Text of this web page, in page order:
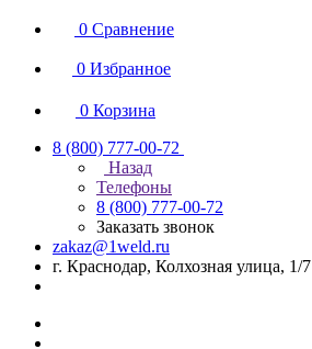
0 Сравнение
0 Избранное
0 Корзина
8 (800) 777-00-72
Назад
Телефоны
8 (800) 777-00-72
Заказать звонок
zakaz@1weld.ru
г. Краснодар, Колхозная улица, 1/7